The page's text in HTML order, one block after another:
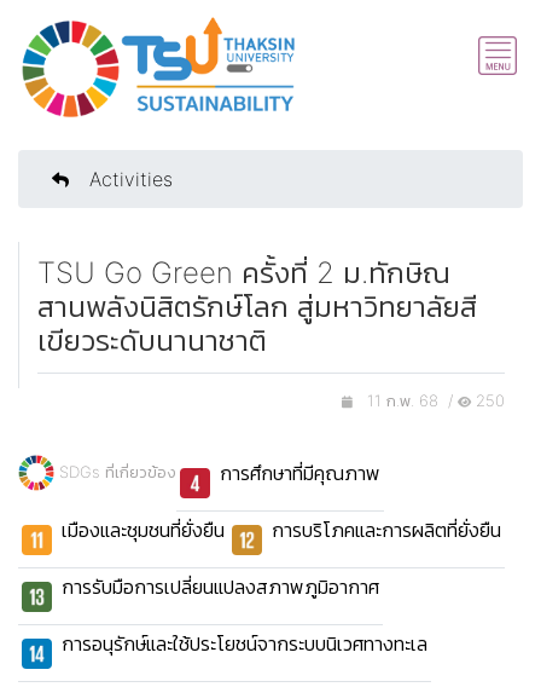
Activities
TSU Go Green ครั้งที่ 2 ม.ทักษิณ
สานพลังนิสิตรักษ์โลก สู่มหาวิทยาลัยสี
เขียวระดับนานาชาติ
11 ก.พ. 68 / 250
SDGs ที่เกี่ยวข้อง การศึกษาที่มีคุณภาพ
เมืองและชุมชนที่ยั่งยืน การบริโภคและการผลิตที่ยั่งยืน
การรับมือการเปลี่ยนแปลงสภาพภูมิอากาศ
การอนุรักษ์และใช้ประโยชน์จากระบบนิเวศทางทะเล